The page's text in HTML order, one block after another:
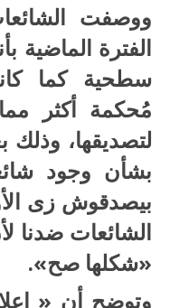
ووصفت
الفترة الماضية
سطحية كما
مُحكمة أكثر
لتصديقها، وذلك
بشأن وجود
بيصدقوش زى
الشائعات ضدنا
«شكلها صح».
وتوضح أن «